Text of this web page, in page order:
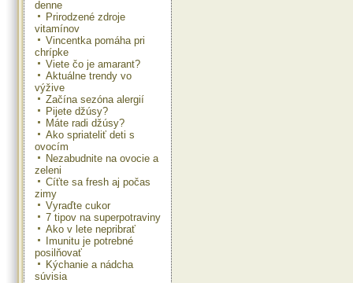
denne
Prirodzené zdroje
vitamínov
Vincentka pomáha pri
chrípke
Viete čo je amarant?
Aktuálne trendy vo
výžive
Začína sezóna alergií
Pijete džúsy?
Máte radi džúsy?
Ako spriateliť deti s
ovocím
Nezabudnite na ovocie a
zeleni
Cíťte sa fresh aj počas
zimy
Vyraďte cukor
7 tipov na superpotraviny
Ako v lete nepribrať
Imunitu je potrebné
posilňovať
Kýchanie a nádcha
súvisia